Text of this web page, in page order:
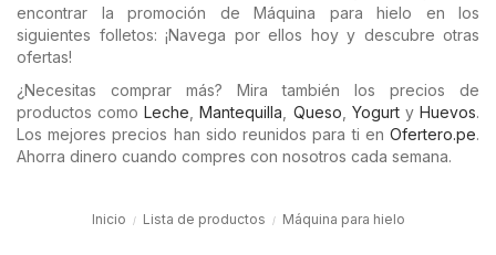
encontrar la promoción de Máquina para hielo en los
siguientes folletos: ¡Navega por ellos hoy y descubre otras
ofertas!
¿Necesitas comprar más? Mira también los precios de
productos comoLeche ,Mantequilla Queso YogurtyHuevos.
Los mejores precios han sido reunidos para ti en Ofertero.pe.
Ahorra dinero cuando compres con nosotros cada semana.
Inicio Lista de productos Máquina para hielo